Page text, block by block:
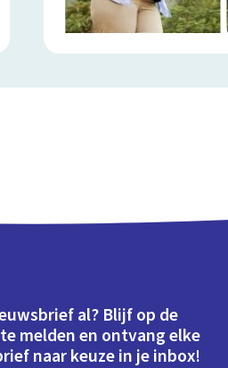
al? Blijf op de
melden en ontvang elke
naar keuze in je inbox!